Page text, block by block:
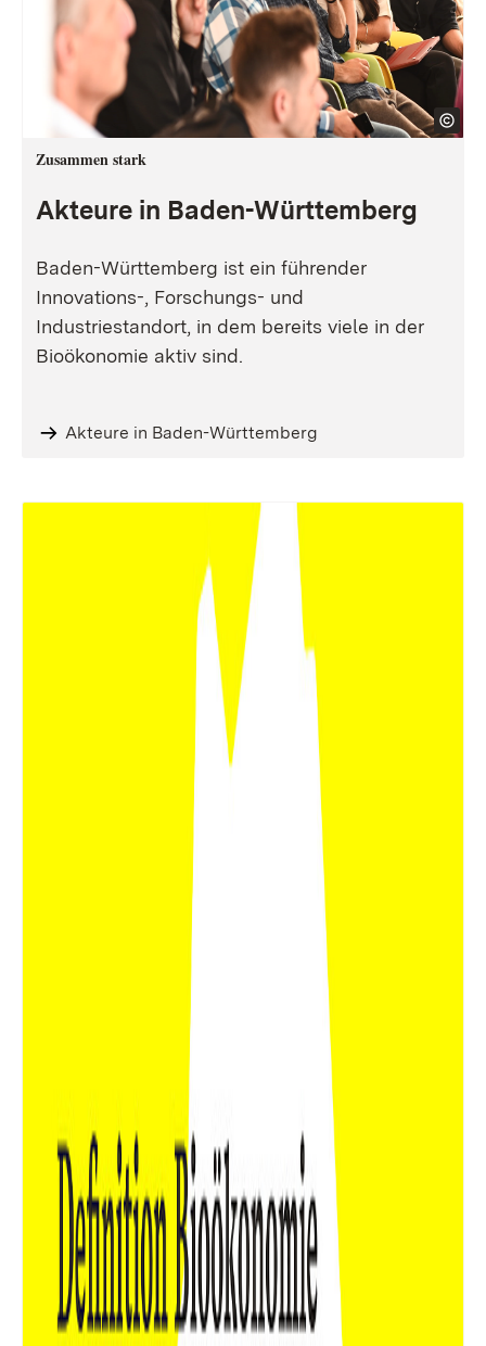
Zusammen stark
Akteure in Baden-Württemberg
Baden-Württemberg ist ein führender
Innovations-, Forschungs- und
Industriestandort, in dem bereits viele in der
Bioökonomie aktiv sind.
Akteure in Baden-Württemberg